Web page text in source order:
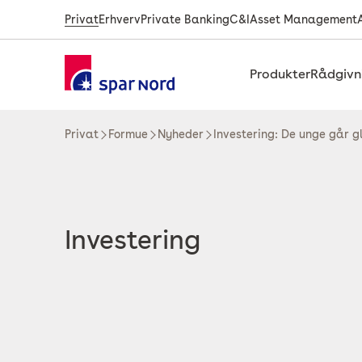
PrivatErhvervPrivate BankingC&I Asset Management
Produkter
Privat Formue Nyheder Investering: De unge
Investering